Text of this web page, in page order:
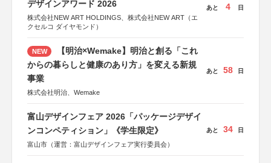
デザインアワード 2026
株式会社NEW ART HOLDINGS、株式会社NEW ART（エ
クセルコ ダイヤモンド）
あと 4 日
NEW
【明治×Wemake】明治と創る「これ
からの暮らしと健康のあり方」を変える新規
事業
株式会社明治、Wemake
あと 58 日
富山デザインフェア 2026「パッケージデザイ
ンコンペティション」《学生限定》
富山市（運営：富山デザインフェア実行委員会）
あと 34 日